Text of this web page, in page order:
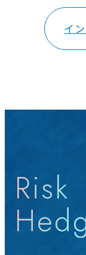
イ
Risk